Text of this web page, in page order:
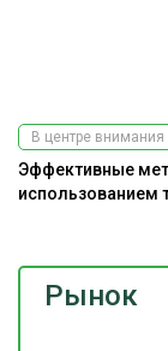
Рынок
В центре внимания
Эффективные
использованием